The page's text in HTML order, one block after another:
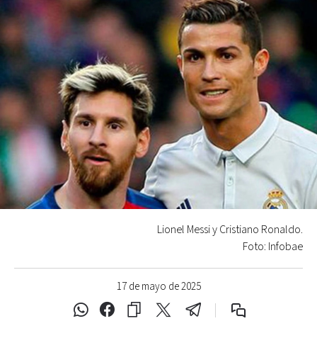
17 de mayo de 2025
Lionel Messi y Cristiano Ronaldo.
Foto: Infobae